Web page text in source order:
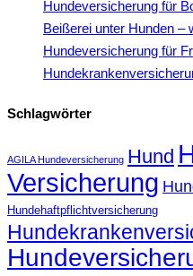
Hundeversicherung für
Beißerei unter Hunden –
Hundeversicherung für
Schlagwörter
AGILA Hundeversicherung Hund
Versicherung
Hundehaftpflichtversicherung